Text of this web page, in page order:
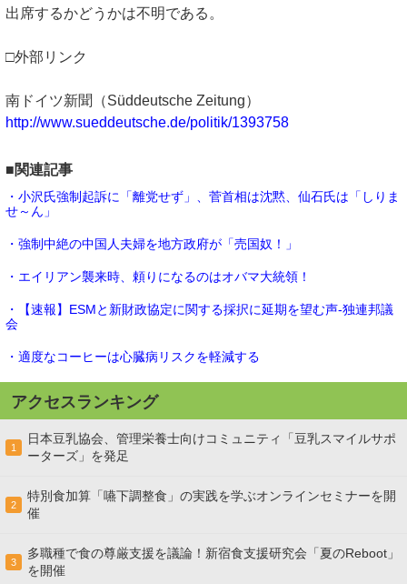
出席するかどうかは不明である。
□外部リンク
南ドイツ新聞（Süddeutsche Zeitung）
http://www.sueddeutsche.de/politik/1393758
■関連記事
・小沢氏強制起訴に「離党せず」、菅首相は沈黙、仙石氏は「しりま
せ～ん」
・強制中絶の中国人夫婦を地方政府が「売国奴！」
・エイリアン襲来時、頼りになるのはオバマ大統領！
・【速報】ESMと新財政協定に関する採択に延期を望む声-独連邦議
会
・適度なコーヒーは心臓病リスクを軽減する
アクセスランキング
1
日本豆乳協会、管理栄養士向けコミュニティ「豆乳スマイルサポ
ーターズ」を発足
2
特別食加算「嚥下調整食」の実践を学ぶオンラインセミナーを開
催
3
多職種で食の尊厳支援を議論！新宿食支援研究会「夏のReboot」
を開催